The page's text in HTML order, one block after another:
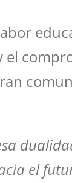
el
el